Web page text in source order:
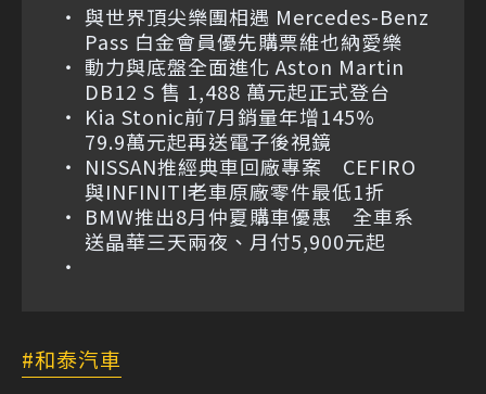
與世界頂尖樂團相遇 Mercedes-Benz
Pass 白金會員優先購票維也納愛樂
動力與底盤全面進化 Aston Martin
DB12 S 售 1,488 萬元起正式登台
Kia Stonic前7月銷量年增145%
79.9萬元起再送電子後視鏡
NISSAN推經典車回廠專案 CEFIRO
與INFINITI老車原廠零件最低1折
BMW推出8月仲夏購車優惠 全車系
送晶華三天兩夜、月付5,900元起
和泰汽車